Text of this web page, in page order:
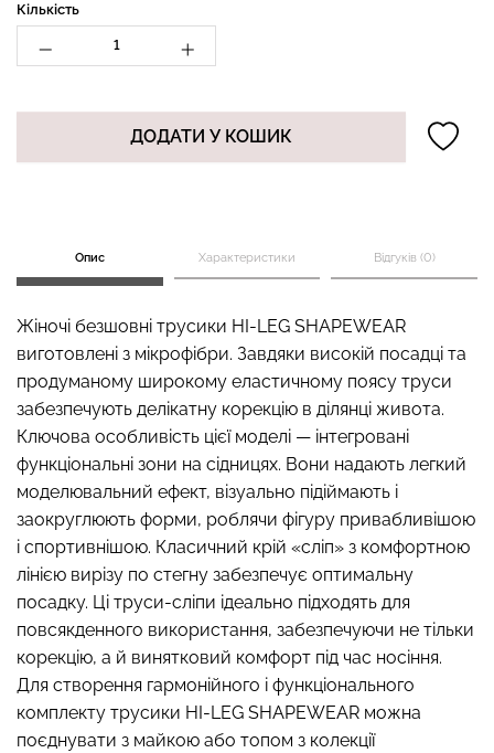
Кількість
ДОДАТИ У КОШИК
Опис Характеристики Відгуків (0)
Жіночі безшовні трусики HI-LEG SHAPEWEAR
виготовлені з мікрофібри. Завдяки високій посадці та
продуманому широкому еластичному поясу труси
забезпечують делікатну корекцію в ділянці живота.
Ключова особливість цієї моделі — інтегровані
функціональні зони на сідницях. Вони надають легкий
моделювальний ефект, візуально підіймають і
заокруглюють форми, роблячи фігуру привабливішою
і спортивнішою. Класичний крій «сліп» з комфортною
лінією вирізу по стегну забезпечує оптимальну
посадку. Ці труси-сліпи ідеально підходять для
повсякденного використання, забезпечуючи не тільки
корекцію, а й винятковий комфорт під час носіння.
Для створення гармонійного і функціонального
комплекту трусики HI-LEG SHAPEWEAR можна
поєднувати з майкою або топом з колекції
бретелях CAMI TOP
CAMI TOP RIB black
(чорний) Giulia
Безшовні стрінги STRING
BRIEFS (чорний) Giulia
179 грн.
Топ на бретелях в рубчик
CAMI TOP RIB white (білий)
Giulia
299 грн.
499 грн.